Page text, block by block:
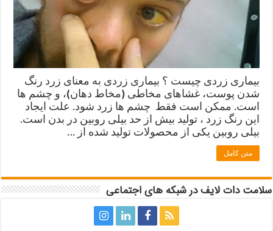
بیماری زردی چیست ؟ بیماری زردی به معنای زرد رنگ
شدن پوست، غشاهای مخاطی (مخاط دهان)، و چشم ها
است. ممکن است فقط چشم ها زرد شود. علت ایجاد
این رنگ زرد ، تولید بیش از حد بیلی روبین در بدن است.
بیلی روبین یکی از محصولات تولید شده از …
متن کامل
سلامت دات لایف در شبکه های اجتماعی